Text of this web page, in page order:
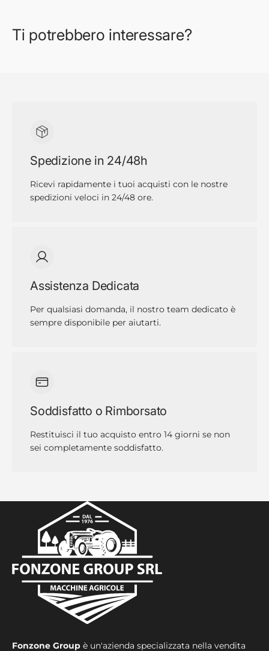
Ti potrebbero interessare?
Spedizione in 24/48h
Ricevi rapidamente i tuoi acquisti con le nostre
spedizioni veloci in 24/48 ore.
Assistenza Dedicata
Per qualsiasi domanda, il nostro team dedicato è
sempre disponibile per aiutarti.
Soddisfatto o Rimborsato
Restituisci il tuo acquisto entro 14 giorni se non
sei completamente soddisfatto.
Fonzone Group è un'azienda specializzata nella vendita